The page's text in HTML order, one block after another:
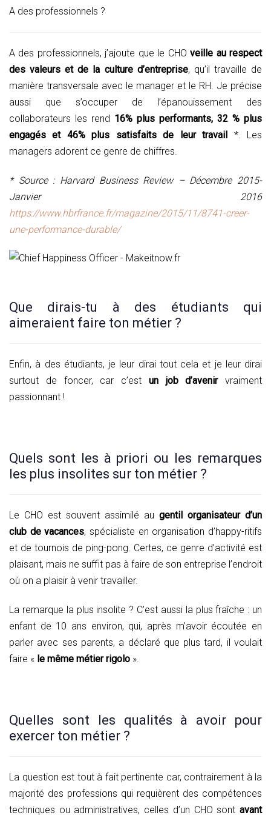
A des professionnels ?
A des professionnels, j’ajoute que le CHOveille au respect
des valeurs et de la culture d’entreprise, qu’il travaille de
manière transversale avec le manager et le RH. Je précise
aussi que s’occuper de l’épanouissement des
collaborateurs les rend 16% plus performants, 32 % plus
engagés et 46% plus satisfaits de leur travail *. Les
managers adorent ce genre de chiffres.
* Source : Harvard Business Review – Décembre 2015-
Janvier 2016
https://www.hbrfrance.fr/magazine/2015/11/8741-creer-
une-performance-durable/
Que dirais-tu à des étudiants qui
aimeraient faire ton métier ?
Enfin, à des étudiants, je leur dirai tout cela et je leur dirai
surtout de foncer, car c’est un job d’avenirvraiment
passionnant !
Quels sont les à priori ou les remarques
les plus insolites sur ton métier ?
Le CHO est souvent assimilé au gentil organisateur d’un
club de vacances, spécialiste en organisation d’happy-ritifs
et de tournois de ping-pong. Certes, ce genre d’activité est
plaisant, mais ne suffit pas à faire de son entreprise l’endroit
où on a plaisir à venir travailler.
La remarque la plus insolite ? C’est aussi la plus fraîche : un
enfant de 10 ans environ, qui, après m’avoir écoutée en
parler avec ses parents, a déclaré que plus tard, il voulait
faire « le même métier rigolo ».
Quelles sont les qualités à avoir pour
exercer ton métier ?
La question est tout à fait pertinente car, contrairement à la
majorité des professions qui requièrent des compétences
techniques ou administratives, celles d’un CHO sont avant